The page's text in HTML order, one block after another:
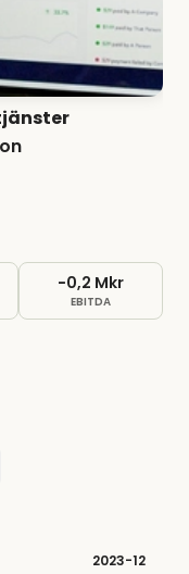
−0,2 Mkr
EBITDA
2023-12